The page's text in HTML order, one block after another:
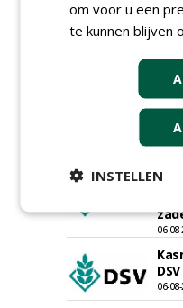
09-
18-
12-
06-
06-
om voor u een
te kunnen blijven
INSTELLEN